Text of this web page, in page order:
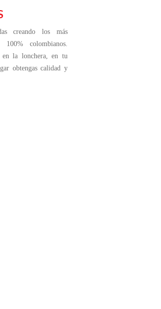
creando los más
100% colombianos.
en la lonchera, en tu
obtengas calidad y